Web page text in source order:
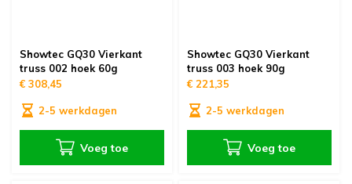
Showtec GQ30 Vierkant
truss 002 hoek 60g
€ 308,45
2-5 werkdagen
Voeg toe
Showtec GQ30 Vierkant
truss 003 hoek 90g
€ 221,35
2-5 werkdagen
Voeg toe